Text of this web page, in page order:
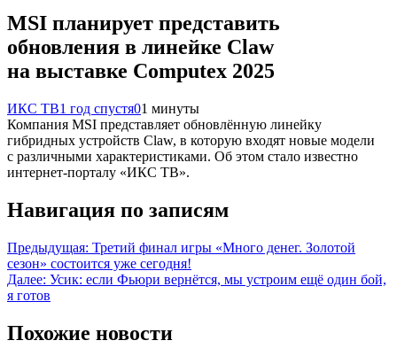
MSI планирует представить
обновления в линейке Claw
на выставке Computex 2025
ИКС ТВ1 год спустя01 минуты
Компания MSI представляет обновлённую линейку
гибридных устройств Claw, в которую входят новые модели
с различными характеристиками. Об этом стало известно
интернет-порталу «ИКС ТВ».
Навигация по записям
Предыдущая: Третий финал игры «Много денег. Золотой
сезон» состоится уже сегодня!
Далее: Усик: если Фьюри вернётся, мы устроим ещё один бой,
я готов
Похожие новости